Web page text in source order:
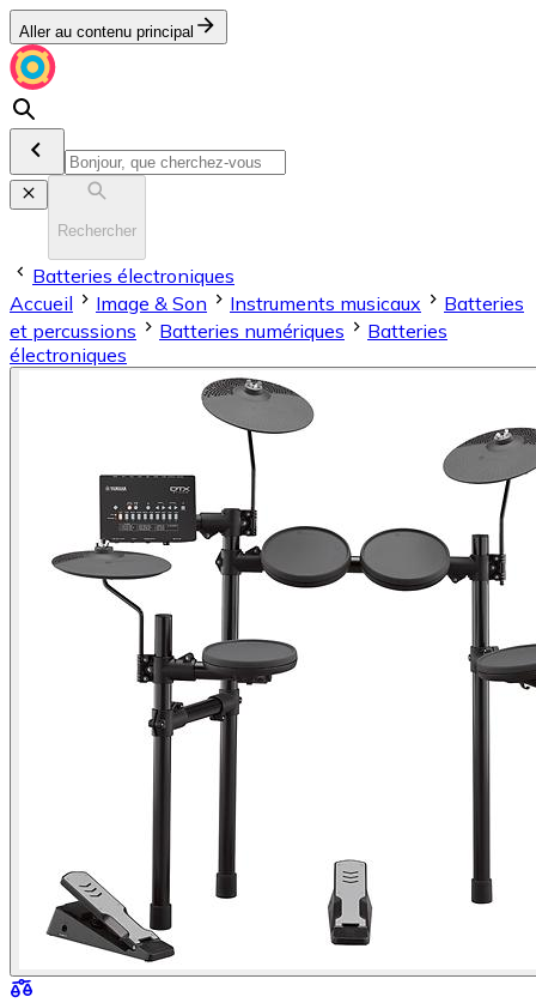
Aller au contenu principal
Rechercher
Batteries électroniques
Accueil
Image & Son Instruments musicaux
Batteries
et percussions
Batteries numériques
Batteries
électroniques